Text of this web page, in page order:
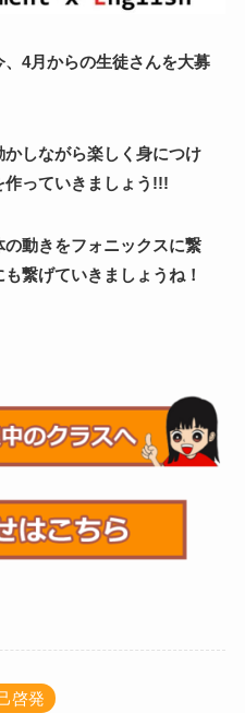
4月からの生徒さんを大募
しながら楽しく身につけ
っていきましょう!!!
動きをフォニックスに繋
繋げていきましょうね！
啓発